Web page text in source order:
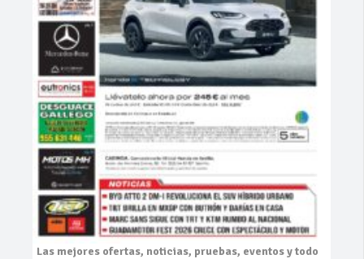
Las mejores ofertas, noticias, pruebas, eventosy todo